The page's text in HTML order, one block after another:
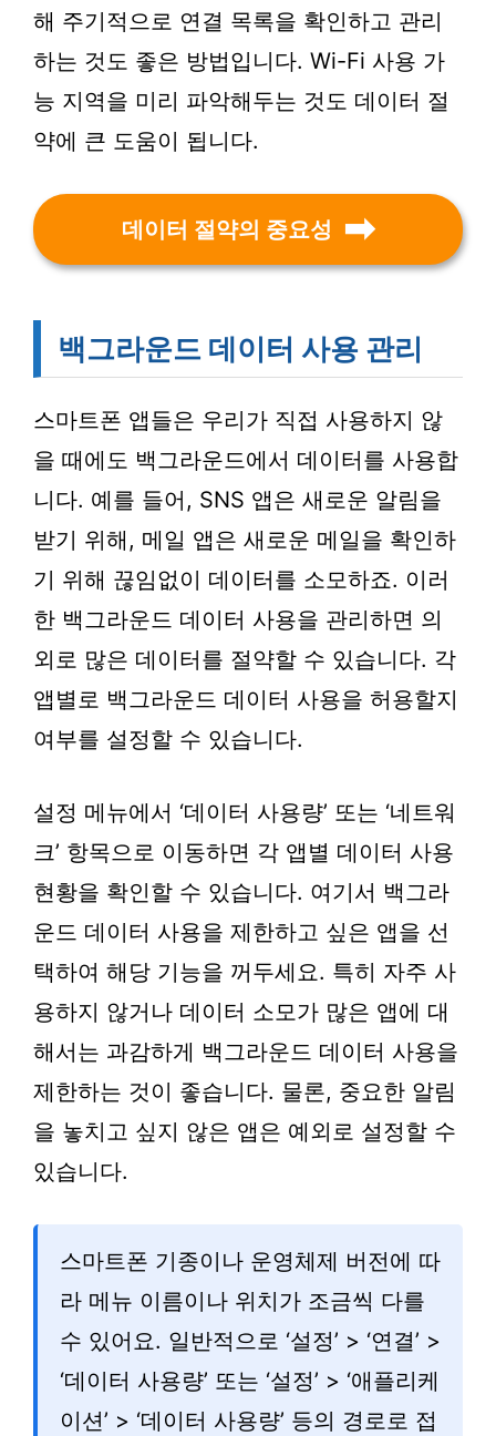
해 주기적으로 연결 목록을 확인하고 관리
하는 것도 좋은 방법입니다. Wi-Fi 사용 가
능 지역을 미리 파악해두는 것도 데이터 절
약에 큰 도움이 됩니다.
데이터 절약의 중요성
백그라운드 데이터 사용 관리
스마트폰 앱들은 우리가 직접 사용하지 않
을 때에도 백그라운드에서 데이터를 사용합
니다. 예를 들어, SNS 앱은 새로운 알림을
받기 위해, 메일 앱은 새로운 메일을 확인하
기 위해 끊임없이 데이터를 소모하죠. 이러
한 백그라운드 데이터 사용을 관리하면 의
외로 많은 데이터를 절약할 수 있습니다. 각
앱별로 백그라운드 데이터 사용을 허용할지
여부를 설정할 수 있습니다.
설정 메뉴에서 ‘데이터 사용량’ 또는 ‘네트워
크’ 항목으로 이동하면 각 앱별 데이터 사용
현황을 확인할 수 있습니다. 여기서 백그라
운드 데이터 사용을 제한하고 싶은 앱을 선
택하여 해당 기능을 꺼두세요. 특히 자주 사
용하지 않거나 데이터 소모가 많은 앱에 대
해서는 과감하게 백그라운드 데이터 사용을
제한하는 것이 좋습니다. 물론, 중요한 알림
을 놓치고 싶지 않은 앱은 예외로 설정할 수
있습니다.
스마트폰 기종이나 운영체제 버전에 따
라 메뉴 이름이나 위치가 조금씩 다를
수 있어요. 일반적으로 ‘설정’ > ‘연결’ >
‘데이터 사용량’ 또는 ‘설정’ > ‘애플리케
이션’ > ‘데이터 사용량’ 등의 경로로 접